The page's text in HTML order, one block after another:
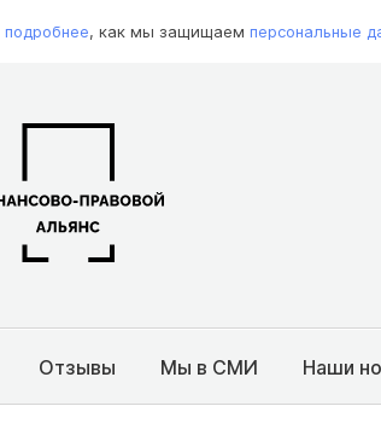
подробнее, как мы защищаем персональные
Отзывы Мы в СМИ Наши